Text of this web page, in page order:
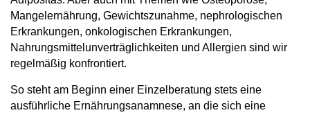
Mangelernährung, Gewichtszunahme, nephrologischen
Erkrankungen, onkologischen Erkrankungen,
Nahrungsmittelunverträglichkeiten und Allergien sind wir
regelmäßig konfrontiert.
So steht am Beginn einer Einzelberatung stets eine
ausführliche Ernährungsanamnese, an die sich eine